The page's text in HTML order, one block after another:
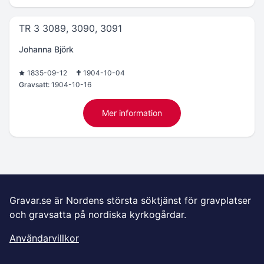
TR 3 3089, 3090, 3091
Johanna Björk
1835-09-12
1904-10-04
Gravsatt: 1904-10-16
Mer information
Gravar.se är Nordens största söktjänst för gravplatser
och gravsatta på nordiska kyrkogårdar.
Användarvillkor